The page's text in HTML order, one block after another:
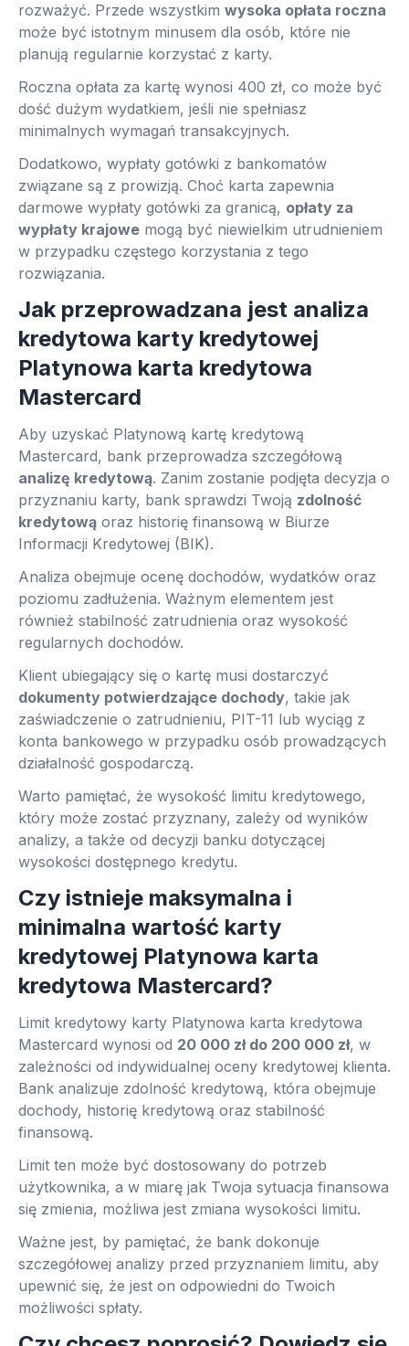
rozważyć. Przede wszystkim wysoka opłata roczna
może być istotnym minusem dla osób, które nie
planują regularnie korzystać z karty.
Roczna opłata za kartę wynosi 400 zł, co może być
dość dużym wydatkiem, jeśli nie spełniasz
minimalnych wymagań transakcyjnych.
Dodatkowo, wypłaty gotówki z bankomatów
związane są z prowizją. Choć karta zapewnia
darmowe wypłaty gotówki za granicą, opłaty za
wypłaty krajowe mogą być niewielkim utrudnieniem
w przypadku częstego korzystania z tego
rozwiązania.
Jak przeprowadzana jest analiza
kredytowa karty kredytowej
Platynowa karta kredytowa
Mastercard
Aby uzyskać Platynową kartę kredytową
Mastercard, bank przeprowadza szczegółową
analizę kredytową. Zanim zostanie podjęta decyzja o
przyznaniu karty, bank sprawdzi Twoją zdolność
kredytową oraz historię finansową w Biurze
Informacji Kredytowej (BIK).
Analiza obejmuje ocenę dochodów, wydatków oraz
poziomu zadłużenia. Ważnym elementem jest
również stabilność zatrudnienia oraz wysokość
regularnych dochodów.
Klient ubiegający się o kartę musi dostarczyć
dokumenty potwierdzające dochody, takie jak
zaświadczenie o zatrudnieniu, PIT-11 lub wyciąg z
konta bankowego w przypadku osób prowadzących
działalność gospodarczą.
Warto pamiętać, że wysokość limitu kredytowego,
który może zostać przyznany, zależy od wyników
analizy, a także od decyzji banku dotyczącej
wysokości dostępnego kredytu.
Czy istnieje maksymalna i
minimalna wartość karty
kredytowej Platynowa karta
kredytowa Mastercard?
Limit kredytowy karty Platynowa karta kredytowa
Mastercard wynosi od 20 000 zł do 200 000 zł, w
zależności od indywidualnej oceny kredytowej klienta.
Bank analizuje zdolność kredytową, która obejmuje
dochody, historię kredytową oraz stabilność
finansową.
Limit ten może być dostosowany do potrzeb
użytkownika, a w miarę jak Twoja sytuacja finansowa
się zmienia, możliwa jest zmiana wysokości limitu.
Ważne jest, by pamiętać, że bank dokonuje
szczegółowej analizy przed przyznaniem limitu, aby
upewnić się, że jest on odpowiedni do Twoich
możliwości spłaty.